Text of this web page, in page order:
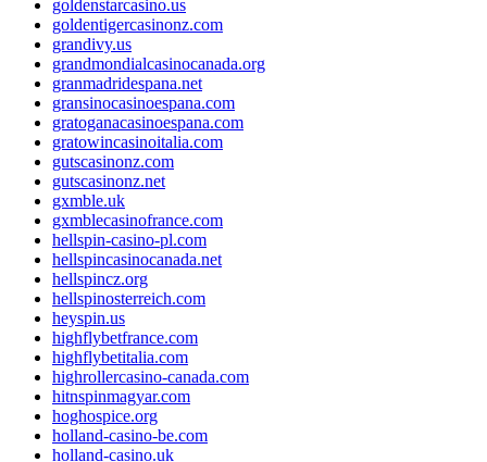
goldenstarcasino.us
goldentigercasinonz.com
grandivy.us
grandmondialcasinocanada.org
granmadridespana.net
gransinocasinoespana.com
gratoganacasinoespana.com
gratowincasinoitalia.com
gutscasinonz.com
gutscasinonz.net
gxmble.uk
gxmblecasinofrance.com
hellspin-casino-pl.com
hellspincasinocanada.net
hellspincz.org
hellspinosterreich.com
heyspin.us
highflybetfrance.com
highflybetitalia.com
highrollercasino-canada.com
hitnspinmagyar.com
hoghospice.org
holland-casino-be.com
holland-casino.uk